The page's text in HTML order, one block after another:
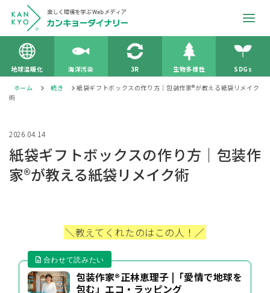
地球温暖化 海洋汚染 3R 生物多様性 SDGs
ホーム 続き
紙袋ギフトボックスの作り方｜包装作家®︎が教える紙袋リメイク
術
2026.04.14
紙袋ギフトボックスの作り方｜包装作
家®︎が教える紙袋リメイク術
＼教えてくれたのはこの人！／
包装作家®️正林恵理子 |「愛情で地球を
包む」エコ・ラッピング